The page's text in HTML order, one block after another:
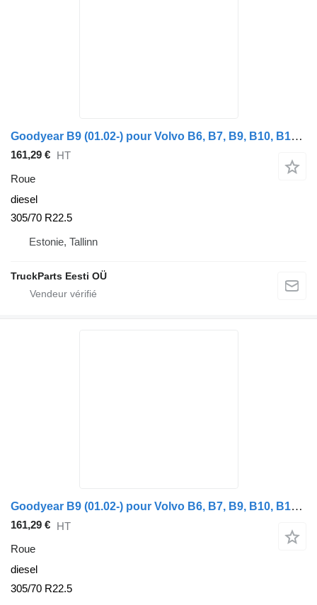
Goodyear B9 (01.02-) pour Volvo B6, B7, B9, B10, B12 bus (1978-2011)
161,29 € HT
Roue
diesel
305/70 R22.5
Estonie, Tallinn
TruckParts Eesti OÜ
Goodyear B9 (01.02-) pour Volvo B6, B7, B9, B10, B12 bus (1978-2011)
161,29 € HT
Roue
diesel
305/70 R22.5